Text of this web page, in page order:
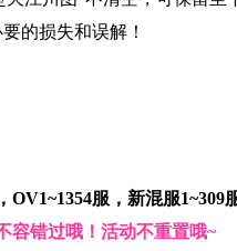
的损失和误解！
OV1~1354服，新混服1~309
容错过哦！活动不重置哦~